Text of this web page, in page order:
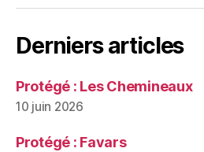
Derniers articles
Protégé : Les Chemineaux
10 juin 2026
Protégé : Favars